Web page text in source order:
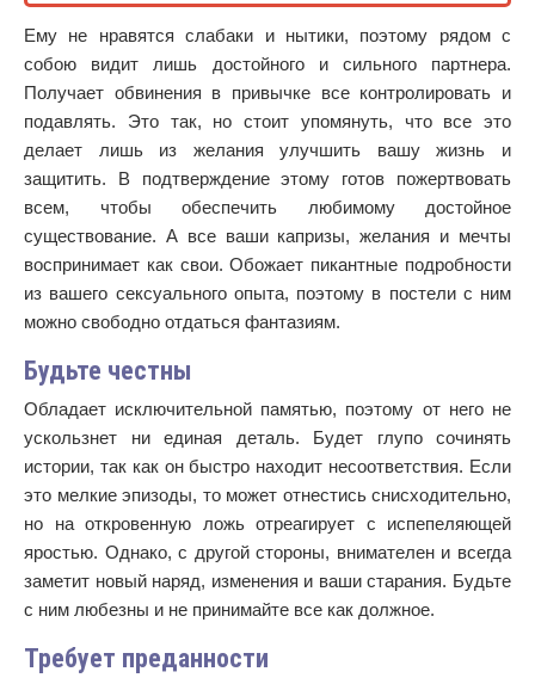
Ему не нравятся слабаки и нытики, поэтому рядом с
собою видит лишь достойного и сильного партнера.
Получает обвинения в привычке все контролировать и
подавлять. Это так, но стоит упомянуть, что все это
делает лишь из желания улучшить вашу жизнь и
защитить. В подтверждение этому готов пожертвовать
всем, чтобы обеспечить любимому достойное
существование. А все ваши капризы, желания и мечты
воспринимает как свои. Обожает пикантные подробности
из вашего сексуального опыта, поэтому в постели с ним
можно свободно отдаться фантазиям.
Будьте честны
Обладает исключительной памятью, поэтому от него не
ускользнет ни единая деталь. Будет глупо сочинять
истории, так как он быстро находит несоответствия. Если
это мелкие эпизоды, то может отнестись снисходительно,
но на откровенную ложь отреагирует с испепеляющей
яростью. Однако, с другой стороны, внимателен и всегда
заметит новый наряд, изменения и ваши старания. Будьте
с ним любезны и не принимайте все как должное.
Требует преданности